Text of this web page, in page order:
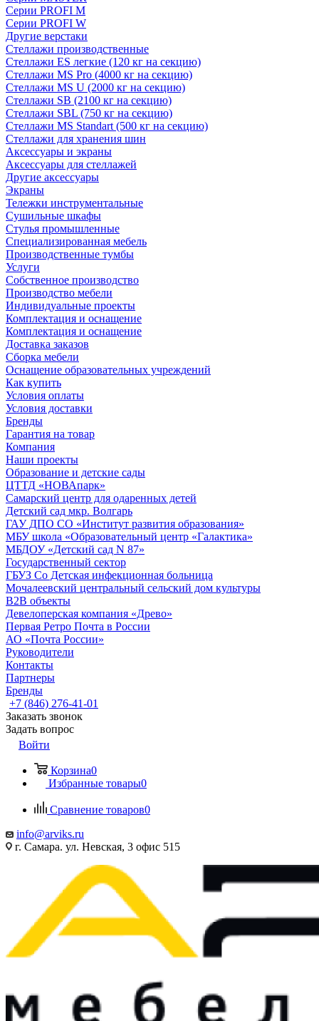
Серии PROFI M
Серии PROFI W
Другие верстаки
Стеллажи производственные
Стеллажи ES легкие (120 кг на секцию)
Стеллажи MS Pro (4000 кг на секцию)
Стеллажи MS U (2000 кг на секцию)
Стеллажи SB (2100 кг на секцию)
Стеллажи SBL (750 кг на секцию)
Стеллажи MS Standart (500 кг на секцию)
Стеллажи для хранения шин
Аксессуары и экраны
Аксессуары для стеллажей
Другие аксессуары
Экраны
Тележки инструментальные
Сушильные шкафы
Стулья промышленные
Специализированная мебель
Производственные тумбы
Услуги
Собственное производство
Производство мебели
Индивидуальные проекты
Комплектация и оснащение
Комплектация и оснащение
Доставка заказов
Сборка мебели
Оснащение образовательных учреждений
Как купить
Условия оплаты
Условия доставки
Бренды
Гарантия на товар
Компания
Наши проекты
Образование и детские сады
ЦТТД «НОВАпарк»
Самарский центр для одаренных детей
Детский сад мкр. Волгарь
ГАУ ДПО СО «Институт развития образования»
МБУ школа «Образовательный центр «Галактика»
МБДОУ «Детский сад N 87»
Государственный сектор
ГБУЗ Со Детская инфекционная больница
Мочалеевский центральный сельский дом культуры
B2B объекты
Девелоперская компания «Древо»
Первая Ретро Почта в России
АО «Почта России»
Руководители
Контакты
Партнеры
Бренды
+7 (846) 276-41-01
Заказать звонок
Задать вопрос
Войти
Корзина0
Избранные товары0
Сравнение товаров0
info@arviks.ru
г. Самара. ул. Невская, 3 офис 515